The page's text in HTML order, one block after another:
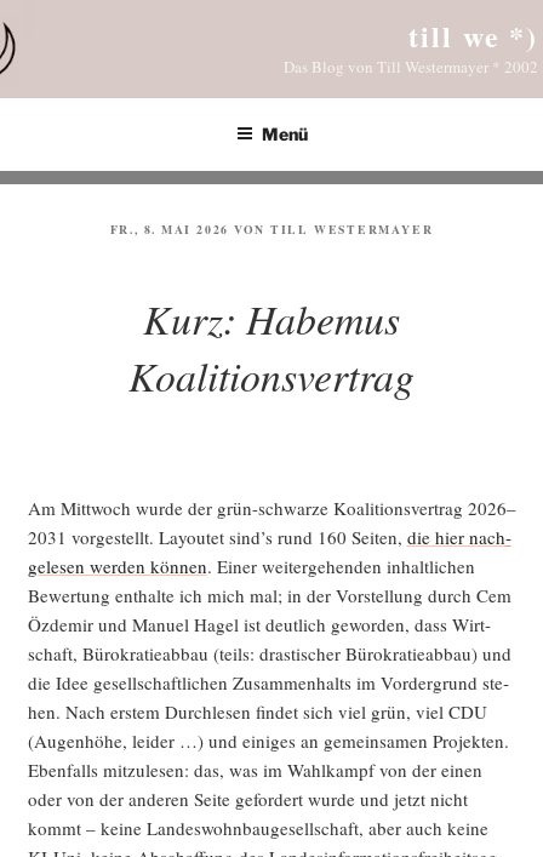
Inhalt
springen
till we *)
Das Blog von Till Westermayer * 2002
Menü
VERÖFFENTLICHT
FR., 8. MAI 2026 VON TILL WESTERMAYER
Kurz: Habemus
Koalitionsvertrag
Am Mitt­woch wur­de der grün-schwar­ze Koali­ti­ons­ver­trag 2026–
2031 vor­ge­stellt. Lay­outet sind’s rund 160 Sei­ten, die hier nach­
ge­le­sen wer­den kön­nen. Einer wei­ter­ge­hen­den inhalt­li­chen
Bewer­tung ent­hal­te ich mich mal; in der Vor­stel­lung durch Cem
Özd­emir und Manu­el Hagel ist deut­lich gewor­den, dass Wirt­
schaft, Büro­kra­tie­ab­bau (teils: dras­ti­scher Büro­kra­tie­ab­bau) und
die Idee gesell­schaft­li­chen Zusam­men­halts im Vor­der­grund ste­
hen. Nach ers­tem Durch­le­sen fin­det sich viel grün, viel CDU
(Augen­hö­he, lei­der …) und eini­ges an gemein­sa­men Pro­jek­ten.
Eben­falls mit­zu­le­sen: das, was im Wahl­kampf von der einen
oder von der ande­ren Sei­te gefor­dert wur­de und jetzt nicht
kommt – kei­ne Lan­des­wohn­bau­ge­sell­schaft, aber auch kei­ne